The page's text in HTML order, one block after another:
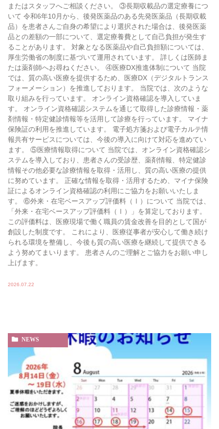
またはスタッフへご相談ください。 ③長期収載品の選定療養につ
いて 令和6年10月から、後発医薬品のある先発医薬品（長期収載
品）を患者さんご自身の希望により選択された場合は、後発医薬
品との差額の一部について、選定療養費として自己負担が発生す
ることがあります。 対象となる医薬品や自己負担額については、
厚生労働省の制度に基づいて運用されています。 詳しくは医師ま
たは薬剤師へお尋ねください。 ④医療DX推進体制について 当院
では、質の高い医療を提供するため、医療DX（デジタルトランス
フォーメーション）を推進しております。 当院では、次のような
取り組みを行っています。 オンライン資格確認を導入していま
す。 オンライン資格確認システムを通じて取得した診療情報・薬
剤情報・特定健診情報等を活用して診療を行っています。 マイナ
保険証の利用を推進しています。 電子処方箋および電子カルテ情
報共有サービスについては、今後の導入に向けて対応を進めてい
ます。 ⑤医療情報取得について 当院では、オンライン資格確認シ
ステムを導入しており、患者さんの受診歴、薬剤情報、特定健診
情報その他必要な診療情報を取得・活用し、質の高い医療の提供
に努めています。 正確な情報を取得・活用するため、マイナ保険
証によるオンライン資格確認の利用にご協力をお願いいたしま
す。 ⑥外来・在宅ベースアップ評価料（Ⅰ）について 当院では、
「外来・在宅ベースアップ評価料（Ⅰ）」を算定しております。
この評価料は、医療現場で働く職員の賃金改善を目的として国が
創設した制度です。 これにより、医療従事者が安心して働き続け
られる環境を整備し、今後も質の高い医療を継続して提供できる
よう努めてまいります。 患者さんのご理解とご協力をお願い申し
上げます。
2026.07.22
NEWS